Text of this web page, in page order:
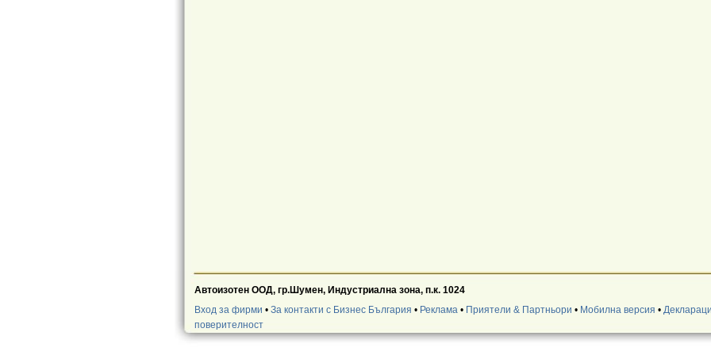
Автоизотен ООД, гр.Шумен, Индустриална зона, п.к. 1024
Вход за фирми • За контакти с Бизнес България • Реклама• Приятели & Партньори • Мобилна версия •
поверителност